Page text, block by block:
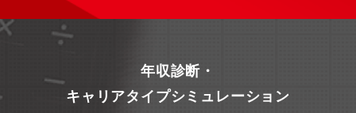
年収診断・
キャリアタイプシミュレーション